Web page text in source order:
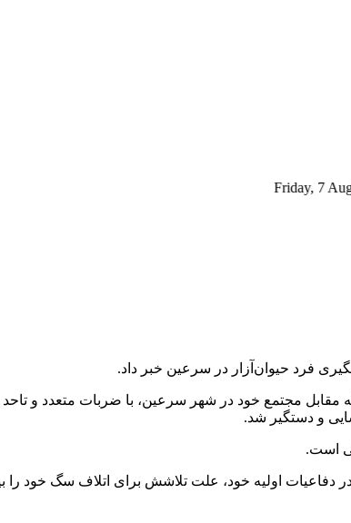
فرد حیوان‌آزار در سرعین خبر داد.
مجتمع خود در شهر سرعین، با ضربات متعدد و تاحد
و دستگیر شد.
است.
دفاعیات اولیه خود، علت تلاشش برای اتلاف سگ خود